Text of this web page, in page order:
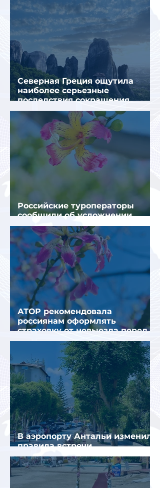
Северная Греция ощутила
наиболее серьезные
последствия сокращения
турпотока из России
Российские туроператоры
сообщили об усложнении
получения виз в Грецию
АТОР рекомендовала
россиянам оформлять
страховку от невыезда перед
поездкой в Грецию
В аэропорту Антальи изменили
правила встречи
организованных туристов